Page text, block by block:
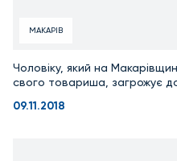
МАКАРІВ
Чоловіку, який на
свого товариша, загрожує
09.11.2018